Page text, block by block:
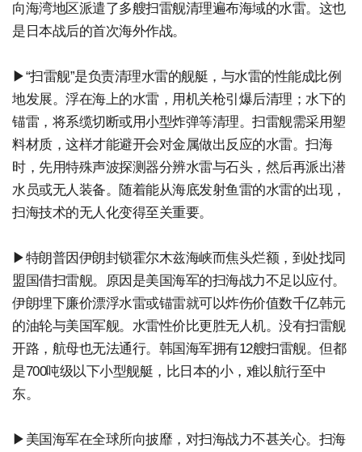
向海湾地区派遣了多艘扫雷舰清理遍布海域的水雷。这也
是日本战后的首次海外作战。
▶“扫雷舰”是负责清理水雷的舰艇，与水雷的性能成比例
地发展。浮在海上的水雷，用机关枪引爆后清理；水下的
锚雷，将系缆切断或用小型炸弹等清理。扫雷舰需采用塑
料材质，这样才能避开会对金属做出反应的水雷。扫海
时，先用特殊声波探测器分辨水雷与石头，然后再派出潜
水员或无人装备。随着能从海底发射鱼雷的水雷的出现，
扫海技术的无人化变得至关重要。
▶特朗普因伊朗封锁霍尔木兹海峡而焦头烂额，到处找同
盟国借扫雷舰。原因是美国海军的扫海战力不足以应付。
伊朗埋下廉价漂浮水雷或锚雷就可以炸伤价值数千亿韩元
的油轮与美国军舰。水雷性价比更胜无人机。没有扫雷舰
开路，航母也无法通行。韩国海军拥有12艘扫雷舰。但都
是700吨级以下小型舰艇，比日本的小，难以航行至中
东。
▶美国海军在全球所向披靡，对扫海战力不甚关心。扫海